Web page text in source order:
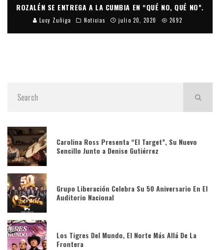
ROZALÉN SE ENTREGA A LA CUMBIA EN “QUÉ NO, QUÉ NO”.
Lucy Zuñiga Noticias julio 20, 2020 2692
Carolina Ross Presenta “El Target”, Su Nuevo
Sencillo Junto a Denise Gutiérrez
Grupo Liberación Celebra Su 50 Aniversario En El
Auditorio Nacional
Los Tigres Del Mundo, El Norte Más Allá De La
Frontera